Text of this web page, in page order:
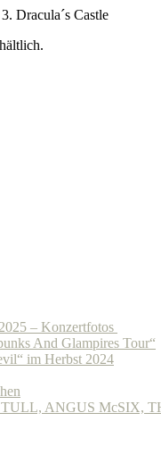
Dracula´s Castle
– Konzertfotos
And Glampires Tour“
im Herbst 2024
ANGUS McSIX,